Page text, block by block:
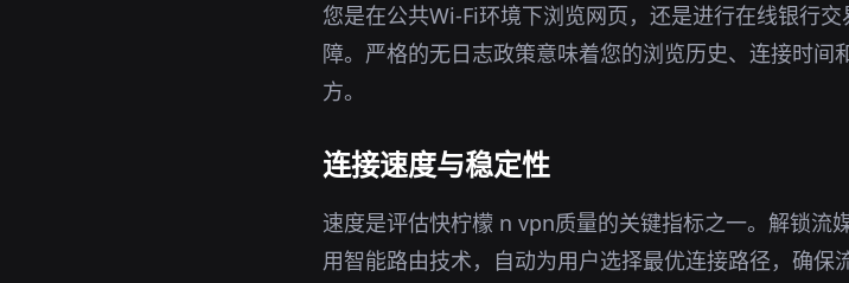
您是在公共Wi-Fi环境下浏览网页，还是进行在线银行
障。严格的无日志政策意味着您的浏览历史、连接时
方。
连接速度与稳定性
速度是评估快柠檬 n vpn质量的关键指标之一。解锁流
用智能路由技术，自动为用户选择最优连接路径，确